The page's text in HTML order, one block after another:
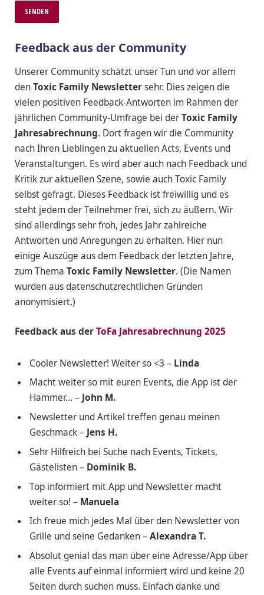
Feedback aus der Community
Unserer Community schätzt unser Tun und vor allem
denToxic Family Newslettersehr. Dies zeigen die
vielen positiven Feedback-Antworten im Rahmen der
jährlichen Community-Umfrage bei derToxic Family
Jahresabrechnung. Dort fragen wir die Community
nach Ihren Lieblingen zu aktuellen Acts, Events und
Veranstaltungen. Es wird aber auch nach Feedback und
Kritik zur aktuellen Szene, sowie auch Toxic Family
selbst gefragt. Dieses Feedback ist freiwillig und es
steht jedem der Teilnehmer frei, sich zu äußern. Wir
sind allerdings sehr froh, jedes Jahr zahlreiche
Antworten und Anregungen zu erhalten. Hier nun
einige Auszüge aus dem Feedback der letzten Jahre,
zum Thema Toxic Family Newsletter. (Die Namen
wurden aus datenschutzrechtlichen Gründen
anonymisiert.)
Feedback aus derToFa Jahresabrechnung 2025
Cooler Newsletter! Weiter so <3 – Linda
Macht weiter so mit euren Events, die App ist der
Hammer… – John M.
Newsletter und Artikel treffen genau meinen
Geschmack – Jens H.
Sehr Hilfreich bei Suche nach Events, Tickets,
Gästelisten – Dominik B.
Top informiert mit App und Newsletter macht
weiter so! – Manuela
Ich freue mich jedes Mal über den Newsletter von
Grille und seine Gedanken – Alexandra T.
Absolut genial das man über eine Adresse/App über
alle Events auf einmal informiert wird und keine 20
Seiten durch suchen muss. Einfach danke und